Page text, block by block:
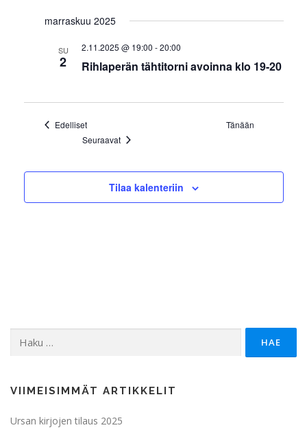
marraskuu 2025
SU
2 Rihlaperän tähtitorni avoinna klo 19-20
2.11.2025 @ 19:00 -20:00
EdellisetTapahtumat
Tänään
SeuraavatTapahtumat
Tilaa kalenteriin
VIIMEISIMMÄT ARTIKKELIT
Ursan kirjojen tilaus 2025